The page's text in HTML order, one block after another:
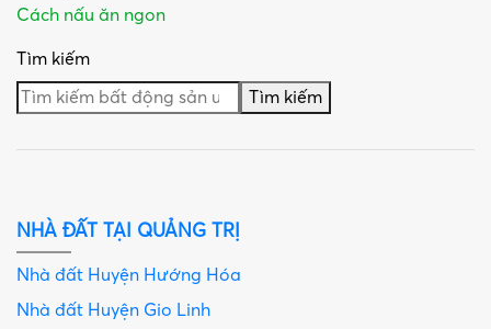
Cách nấu ăn ngon
Tìm kiếm
Tìm kiếm
NHÀ ĐẤT TẠI QUẢNG TRỊ
Nhà đất Huyện Hướng Hóa
Nhà đất Huyện Gio Linh